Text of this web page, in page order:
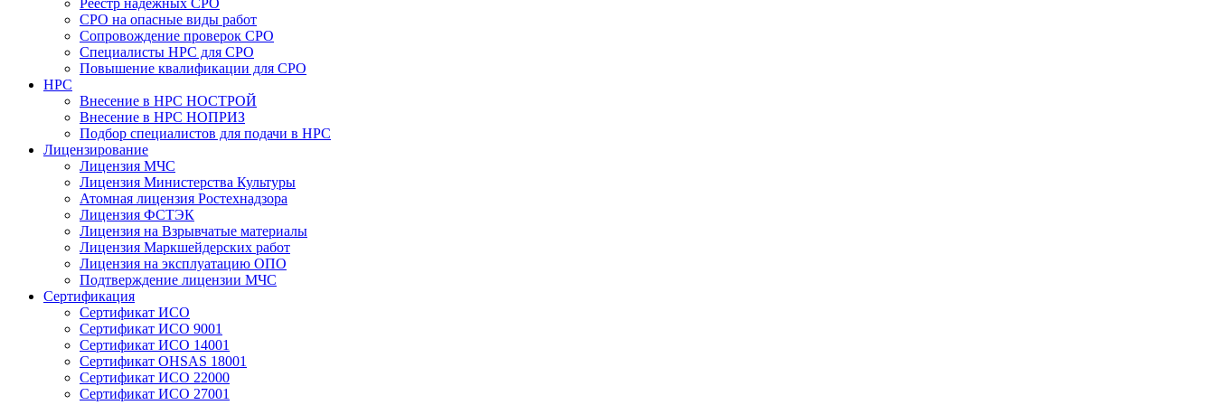
Реестр надежных СРО
СРО на опасные виды работ
Сопровождение проверок СРО
Специалисты НРС для СРО
Повышение квалификации для СРО
НРС
Внесение в НРС НОСТРОЙ
Внесение в НРС НОПРИЗ
Подбор специалистов для подачи в НРС
Лицензирование
Лицензия МЧС
Лицензия Министерства Культуры
Атомная лицензия Ростехнадзора
Лицензия ФСТЭК
Лицензия на Взрывчатые материалы
Лицензия Маркшейдерских работ
Лицензия на эксплуатацию ОПО
Подтверждение лицензии МЧС
Сертификация
Сертификат ИСО
Сертификат ИСО 9001
Сертификат ИСО 14001
Сертификат OHSAS 18001
Сертификат ИСО 22000
Сертификат ИСО 27001